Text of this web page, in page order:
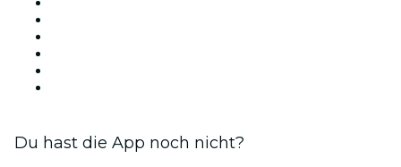
Du hast die App noch nicht?